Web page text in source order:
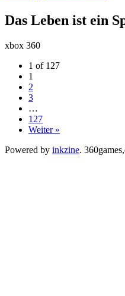
Das Leben ist ein
xbox 360
1 of 127
1
2
3
…
127
Weiter »
Powered by inkzine.